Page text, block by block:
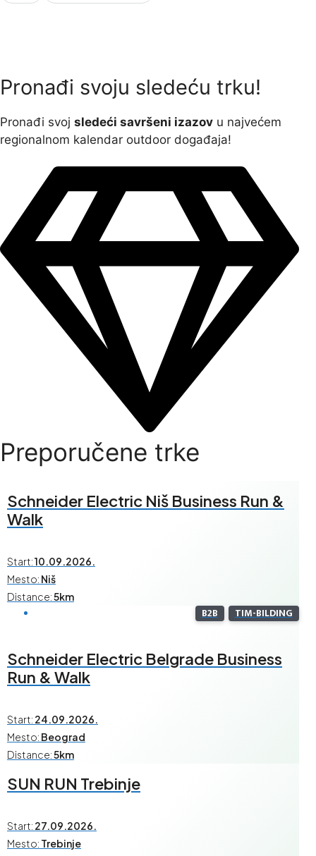
Pronađi svoju sledeću trku!
Pronađi svoj sledeći savršeni izazov u najvećem
regionalnom kalendar outdoor događaja!
Preporučene trke
Schneider Electric Niš Business Run &
Walk
Start:10.09.2026.
Mesto: Niš
Distance:5km
B2B TIM-BILDING
Schneider Electric Belgrade Business
Run & Walk
Start: 24.09.2026.
Mesto: Beograd
Distance:5km
SUN RUN Trebinje
Start: 27.09.2026.
Mesto: Trebinje